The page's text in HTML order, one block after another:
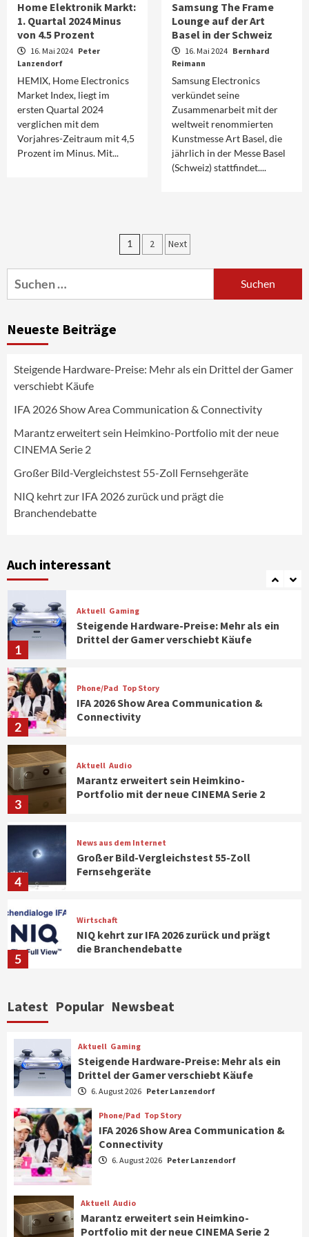
Home Elektronik Markt:
1. Quartal 2024 Minus
von 4.5 Prozent
16. Mai 2024 Peter
Lanzendorf
HEMIX, Home Electronics
Market Index, liegt im
ersten Quartal 2024
verglichen mit dem
Vorjahres-Zeitraum mit 4,5
Prozent im Minus. Mit...
Samsung The Frame
Lounge auf der Art
Basel in der Schweiz
16. Mai 2024 Bernhard
Reimann
Samsung Electronics
verkündet seine
Zusammenarbeit mit der
weltweit renommierten
Kunstmesse Art Basel, die
jährlich in der Messe Basel
(Schweiz) stattfindet....
der
Beiträge
1 2 Next
Suchen
nach:
Neueste Beiträge
Steigende Hardware-Preise: Mehr als ein Drittel der Gamer
verschiebt Käufe
IFA 2026 Show Area Communication & Connectivity
Marantz erweitert sein Heimkino-Portfolio mit der neue
CINEMA Serie 2
Großer Bild-Vergleichstest 55-Zoll Fernsehgeräte
NIQ kehrt zur IFA 2026 zurück und prägt die
Branchendebatte
Auch interessant
Marantz erweitert sein Heimkino-
Portfolio mit der neue CINEMA Serie 2
4
News aus dem Internet
Fernsehgeräte
5
NIQ kehrt zur IFA 2026 zurück und prägt
die Branchendebatte
6
Aktuell
CHERRY baut Vertriebsteam in
7
Klimageräte und Ventilatoren
1
Aktuell Gaming
Steigende Hardware-Preise: Mehr als ein
Drittel der Gamer verschiebt Käufe
2
Phone/Pad Top Story
IFA 2026 Show Area Communication &
Connectivity
3
Aktuell Audio
Marantz erweitert sein Heimkino-
Portfolio mit der neue CINEMA Serie 2
4
News aus dem Internet
Großer Bild-Vergleichstest 55-Zoll
Fernsehgeräte
5
Wirtschaft
NIQ kehrt zur IFA 2026 zurück und prägt
die Branchendebatte
6
CHERRY baut Vertriebsteam in
7
Smart Living Top Story
Verbraucher setzen immer mehr auf
1
Aktuell Gaming
Steigende Hardware-Preise: Mehr als ein
Drittel der Gamer verschiebt Käufe
Phone/Pad Top Story
Latest Popular Newsbeat
Aktuell Gaming
Steigende Hardware-Preise: Mehr als ein
Drittel der Gamer verschiebt Käufe
6. August 2026 Peter Lanzendorf
Phone/Pad Top Story
IFA 2026 Show Area Communication &
Connectivity
6. August 2026 Peter Lanzendorf
Aktuell Audio
Marantz erweitert sein Heimkino-
Portfolio mit der neue CINEMA Serie 2